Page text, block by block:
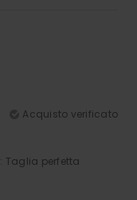
Acquisto verificato
: Taglia perfetta